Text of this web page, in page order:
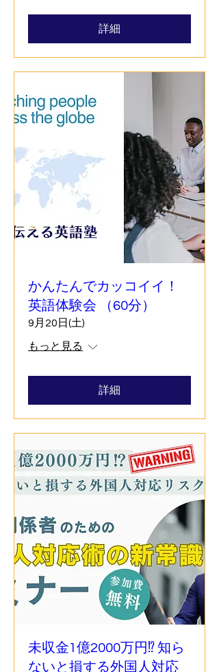
詳細
かんたんでカッコイイ！
英語体験会 （60分）
9月20日(土)
もっと見る
詳細
未収金1億2000万円⁉ 知ら
ないと損する外国人対応